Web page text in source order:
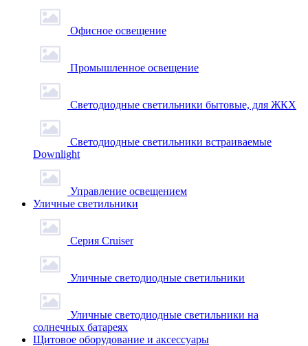
Офисное освещение
Промышленное освещение
Светодиодные светильники бытовые, для ЖКХ
Светодиодные светильники встраиваемые
Downlight
Управление освещением
Уличные светильники
Серия Cruiser
Уличные светодиодные светильники
Уличные светодиодные светильники на
солнечных батареях
Щитовое оборудование и аксессуары